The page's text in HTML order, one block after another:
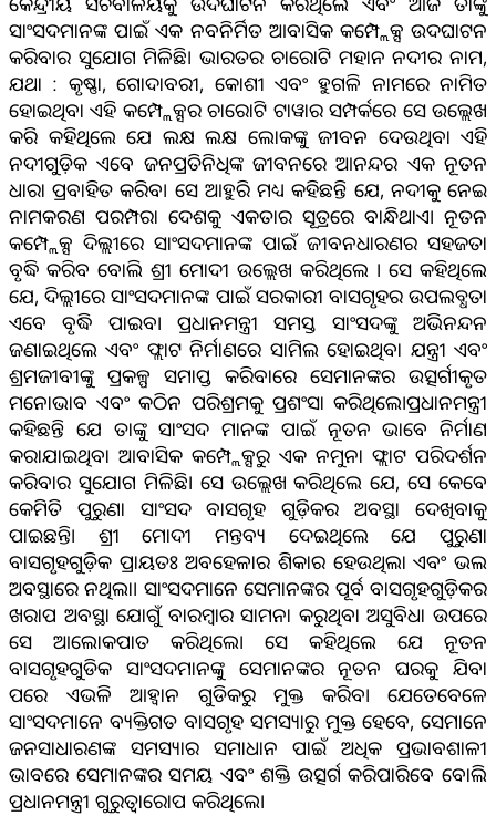
ସାଂସଦମାନଙ୍କ ପାଇଁ ଏକ ନବନିର୍ମିତ ଆବାସିକ କମ୍ପ୍ଲେକ୍ସ ଉଦଘାଟନ
କରିବାର ସୁଯୋଗ ମିଳିଛି। ଭାରତର ଚାରୋଟି ମହାନ ନଦୀର ନାମ,
ଯଥା : କୃଷ୍ଣା, ଗୋଦାବରୀ, କୋଶୀ ଏବଂ ହୁଗଳି ନାମରେ ନାମିତ
ହୋଇଥିବା ଏହି କମ୍ପ୍ଲେକ୍ସର ଚାରୋଟି ଟାୱାର ସମ୍ପର୍କରେ ସେ ଉଲ୍ଲେଖ
କରି କହିଥିଲେ ଯେ ଲକ୍ଷ ଲକ୍ଷ ଲୋକଙ୍କୁ ଜୀବନ ଦେଉଥିବା ଏହି
ନଦୀଗୁଡ଼ିକ ଏବେ ଜନପ୍ରତିନିଧିଙ୍କ ଜୀବନରେ ଆନନ୍ଦର ଏକ ନୂତନ
ଧାରା ପ୍ରବାହିତ କରିବ। ସେ ଆହୁରି ମଧ୍ୟ କହିଛନ୍ତି ଯେ, ନଦୀକୁ ନେଇ
ନାମକରଣ ପରମ୍ପରା ଦେଶକୁ ଏକତାର ସୂତ୍ରରେ ବାନ୍ଧିଥାଏ। ନୂତନ
କମ୍ପ୍ଲେକ୍ସ ଦିଲ୍ଲୀରେ ସାଂସଦମାନଙ୍କ ପାଇଁ ଜୀବନଧାରଣର ସହଜତା
ବୃଦ୍ଧି କରିବ ବୋଲି ଶ୍ରୀ ମୋଦୀ ଉଲ୍ଲେଖ କରିଥିଲେ । ସେ କହିଥିଲେ
ଯେ, ଦିଲ୍ଲୀରେ ସାଂସଦମାନଙ୍କ ପାଇଁ ସରକାରୀ ବାସଗୃହର ଉପଲବ୍ଧତା
ଏବେ ବୃଦ୍ଧି ପାଇବ। ପ୍ରଧାନମନ୍ତ୍ରୀ ସମସ୍ତ ସାଂସଦଙ୍କୁ ଅଭିନନ୍ଦନ
ଜଣାଇଥିଲେ ଏବଂ ଫ୍ଲାଟ ନିର୍ମାଣରେ ସାମିଲ ହୋଇଥିବା ଯନ୍ତ୍ରୀ ଏବଂ
ଶ୍ରମଜୀବୀଙ୍କୁ ପ୍ରକଳ୍ପ ସମାପ୍ତ କରିବାରେ ସେମାନଙ୍କର ଉତ୍ସର୍ଗୀକୃତ
ମନୋଭାବ ଏବଂ କଠିନ ପରିଶ୍ରମକୁ ପ୍ରଶଂସା କରିଥିଲେ।ପ୍ରଧାନମନ୍ତ୍ରୀ
କହିଛନ୍ତି ଯେ ତାଙ୍କୁ ସାଂସଦ ମାନଙ୍କ ପାଇଁ ନୂତନ ଭାବେ ନିର୍ମାଣ
କରାଯାଇଥିବା ଆବାସିକ କମ୍ପ୍ଲେକ୍ସରୁ ଏକ ନମୁନା ଫ୍ଲାଟ ପରିଦର୍ଶନ
କରିବାର ସୁଯୋଗ ମିଳିଛି। ସେ ଉଲ୍ଲେଖ କରିଥିଲେ ଯେ, ସେ କେବେ
କେମିତି ପୁରୁଣା ସାଂସଦ ବାସଗୃହ ଗୁଡ଼ିକର ଅବସ୍ଥା ଦେଖିବାକୁ
ପାଇଛନ୍ତି। ଶ୍ରୀ ମୋଦୀ ମନ୍ତବ୍ୟ ଦେଇଥିଲେ ଯେ ପୁରୁଣା
ବାସଗୃହଗୁଡ଼ିକ ପ୍ରାୟତଃ ଅବହେଳାର ଶିକାର ହେଉଥିଲା ଏବଂ ଭଲ
ଅବସ୍ଥାରେ ନଥିଲା। ସାଂସଦମାନେ ସେମାନଙ୍କର ପୂର୍ବ ବାସଗୃହଗୁଡ଼ିକର
ଖରାପ ଅବସ୍ଥା ଯୋଗୁଁ ବାରମ୍ବାର ସାମନା କରୁଥିବା ଅସୁବିଧା ଉପରେ
ସେ ଆଲୋକପାତ କରିଥିଲେ। ସେ କହିଥିଲେ ଯେ ନୂତନ
ବାସଗୃହଗୁଡିକ ସାଂସଦମାନଙ୍କୁ ସେମାନଙ୍କର ନୂତନ ଘରକୁ ଯିବା
ପରେ ଏଭଳି ଆହ୍ଵାନ ଗୁଡିକରୁ ମୁକ୍ତ କରିବ। ଯେତେବେଳେ
ସାଂସଦମାନେ ବ୍ୟକ୍ତିଗତ ବାସଗୃହ ସମସ୍ୟାରୁ ମୁକ୍ତ ହେବେ, ସେମାନେ
ଜନସାଧାରଣଙ୍କ ସମସ୍ୟାର ସମାଧାନ ପାଇଁ ଅଧିକ ପ୍ରଭାବଶାଳୀ
ଭାବରେ ସେମାନଙ୍କର ସମୟ ଏବଂ ଶକ୍ତି ଉତ୍ସର୍ଗ କରିପାରିବେ ବୋଲି
ପ୍ରଧାନମନ୍ତ୍ରୀ ଗୁରୁତ୍ୱାରୋପ କରିଥିଲେ।